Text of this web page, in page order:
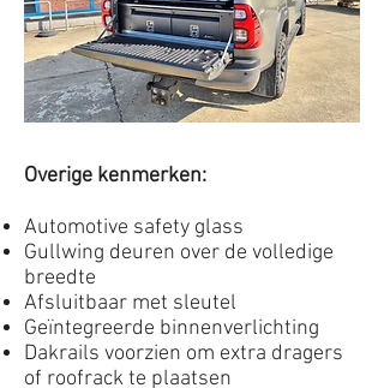
Overige kenmerken:
Automotive safety glass
Gullwing deuren over de volledige
breedte
Afsluitbaar met sleutel
Geïntegreerde binnenverlichting
Dakrails voorzien om extra dragers
of roofrack te plaatsen